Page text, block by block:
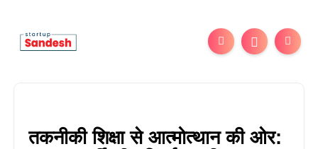
तकनीकी शिक्षा से आत्मोत्थान की ओर: